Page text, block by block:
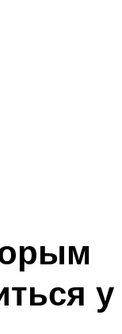
у